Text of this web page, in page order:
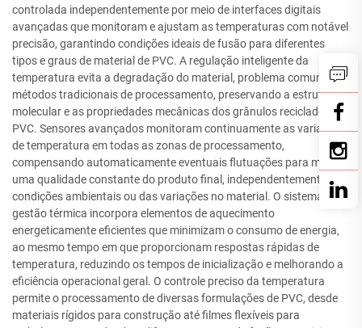
controlada independentemente por meio de interfaces digitais
avançadas que monitoram e ajustam as temperaturas com notável
precisão, garantindo condições ideais de fusão para diferentes
tipos e graus de material de PVC. A regulação inteligente da
temperatura evita a degradação do material, problema comum em
métodos tradicionais de processamento, preservando a estrutura
molecular e as propriedades mecânicas dos grânulos reciclados de
PVC. Sensores avançados monitoram continuamente as variações
de temperatura em todas as zonas de processamento,
compensando automaticamente eventuais flutuações para manter
uma qualidade constante do produto final, independentemente das
condições ambientais ou das variações no material. O sistema de
gestão térmica incorpora elementos de aquecimento
energeticamente eficientes que minimizam o consumo de energia,
ao mesmo tempo em que proporcionam respostas rápidas de
temperatura, reduzindo os tempos de inicialização e melhorando a
eficiência operacional geral. O controle preciso da temperatura
permite o processamento de diversas formulações de PVC, desde
materiais rígidos para construção até filmes flexíveis para